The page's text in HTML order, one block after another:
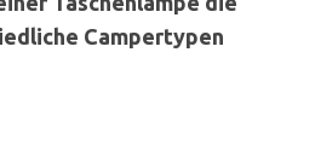
Campertypen